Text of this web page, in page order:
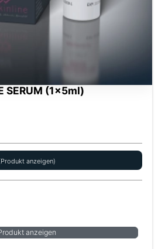
SERUM (1x5ml)
anzeigen)
anzeigen